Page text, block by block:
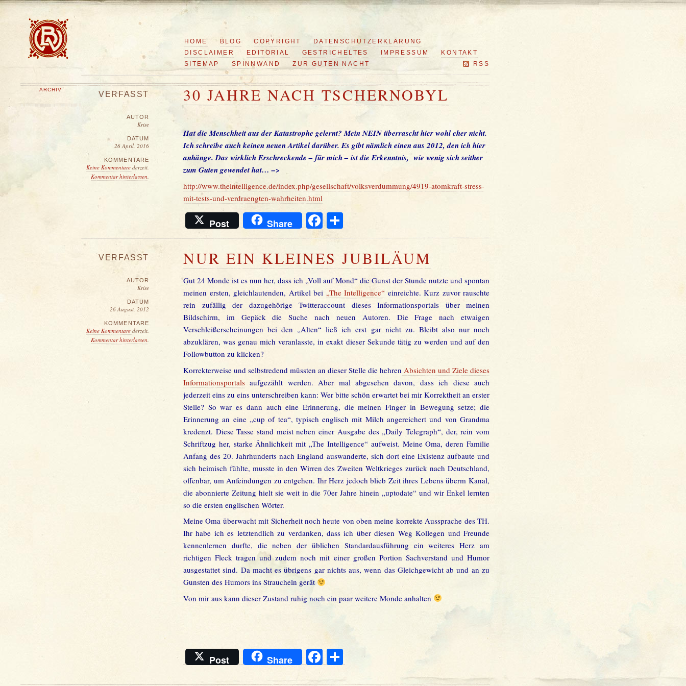
HOME BLOG COPYRIGHT
DATENSCHUTZERKLÄRUNG
DISCLAIMER
EDITORIAL GESTRICHELTES IMPRESSUM
KONTAKT
SITEMAP
SPINNWAND ZUR GUTEN NACHT RSS
ARCHIV
VERFASST
AUTOR
Krise
DATUM
26 April, 2016
KOMMENTARE
Keine Kommentare derzeit.
Kommentar hinterlassen.
30 JAHRE NACH TSCHERNOBYL
Hat die Menschheit aus der Katastrophe gelernt? Mein NEIN überrascht hier wohl eher nicht.
Ich schreibe auch keinen neuen Artikel darüber. Es gibt nämlich einen aus 2012, den ich hier
anhänge. Das wirklich Erschreckende – für mich – ist die Erkenntnis, wie wenig sich seither
zum Guten gewendet hat… –>
http://www.theintelligence.de/index.php/gesellschaft/volksverdummung/4919-atomkraft-stress-
mit-tests-und-verdraengten-wahrheiten.html
Post Share Facebook
VERFASST
AUTOR
Krise
DATUM
26 August, 2012
KOMMENTARE
Keine Kommentare derzeit.
Kommentar hinterlassen.
NUR EIN KLEINES JUBILÄUM
Gut 24 Monde ist es nun her, dass ich „Voll auf Mond“ die Gunst der Stunde nutzte und spontan
meinen ersten, gleichlautenden, Artikel bei „The Intelligence“ einreichte. Kurz zuvor rauschte
rein zufällig der dazugehörige Twitteraccount dieses Informationsportals über meinen
Bildschirm, im Gepäck die Suche nach neuen Autoren. Die Frage nach etwaigen
Verschleißerscheinungen bei den „Alten“ ließ ich erst gar nicht zu. Bleibt also nur noch
abzuklären, was genau mich veranlasste, in exakt dieser Sekunde tätig zu werden und auf den
Followbutton zu klicken?
Korrekterweise und selbstredend müssten an dieser Stelle die hehren Absichten und Ziele dieses
Informationsportals aufgezählt werden. Aber mal abgesehen davon, dass ich diese auch
jederzeit eins zu eins unterschreiben kann: Wer bitte schön erwartet bei mir Korrektheit an erster
Stelle? So war es dann auch eine Erinnerung, die meinen Finger in Bewegung setze; die
Erinnerung an eine „cup of tea“, typisch englisch mit Milch angereichert und von Grandma
kredenzt. Diese Tasse stand meist neben einer Ausgabe des „Daily Telegraph“, der, rein vom
Schriftzug her, starke Ähnlichkeit mit „The Intelligence“ aufweist. Meine Oma, deren Familie
Anfang des 20. Jahrhunderts nach England auswanderte, sich dort eine Existenz aufbaute und
sich heimisch fühlte, musste in den Wirren des Zweiten Weltkrieges zurück nach Deutschland,
offenbar, um Anfeindungen zu entgehen. Ihr Herz jedoch blieb Zeit ihres Lebens überm Kanal,
die abonnierte Zeitung hielt sie weit in die 70er Jahre hinein „uptodate“ und wir Enkel lernten
so die ersten englischen Wörter.
Meine Oma überwacht mit Sicherheit noch heute von oben meine korrekte Aussprache des TH.
Ihr habe ich es letztendlich zu verdanken, dass ich über diesen Weg Kollegen und Freunde
kennenlernen durfte, die neben der üblichen Standardausführung ein weiteres Herz am
richtigen Fleck tragen und zudem noch mit einer großen Portion Sachverstand und Humor
ausgestattet sind. Da macht es übrigens gar nichts aus, wenn das Gleichgewicht ab und an zu
Gunsten des Humors ins Straucheln gerät
Von mir aus kann dieser Zustand ruhig noch ein paar weitere Monde anhalten
Post Share Facebook
Teilen